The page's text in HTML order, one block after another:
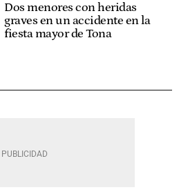
Dos menores con heridas
graves en un accidente en la
fiesta mayor de Tona